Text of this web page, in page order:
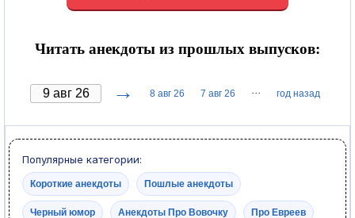
Читать анекдоты из прошлых выпусков:
→ 8 авг 26 7 авг 26 ··· год назад
Популярные категории:
Короткие анекдоты Пошлые анекдоты
Черный юмор Анекдоты Про Вовочку Про Евреев